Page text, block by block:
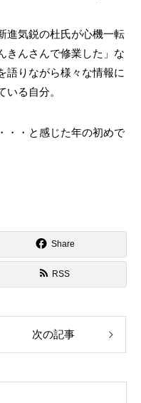
進気鋭の杜氏が心機一転
きんさんで修業した」な
語りながら様々な情報に
る自分。
・・と感じた年の初めで
Share
RSS
次の記事